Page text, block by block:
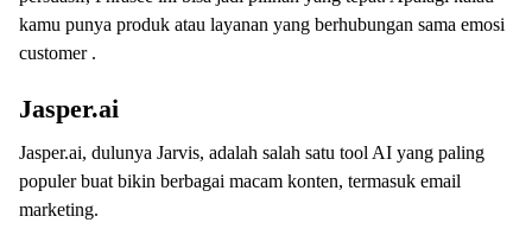
kamu punya produk atau layanan yang berhubungan sama emosi
customer .
Jasper.ai
Jasper.ai, dulunya Jarvis, adalah salah satu tool AI yang paling
populer buat bikin berbagai macam konten, termasuk email
marketing.